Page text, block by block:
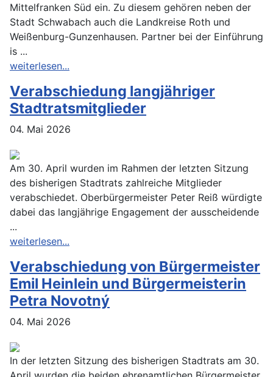
Mittelfranken Süd ein. Zu diesem gehören neben der
Stadt Schwabach auch die Landkreise Roth und
Weißenburg-Gunzenhausen. Partner bei der Einführung
is ...
weiterlesen...
Verabschiedung langjähriger
Stadtratsmitglieder
04. Mai 2026
Am 30. April wurden im Rahmen der letzten Sitzung
des bisherigen Stadtrats zahlreiche Mitglieder
verabschiedet. Oberbürgermeister Peter Reiß würdigte
dabei das langjährige Engagement der ausscheidende
...
weiterlesen...
Verabschiedung von Bürgermeister
Emil Heinlein und Bürgermeisterin
Petra Novotný
04. Mai 2026
In der letzten Sitzung des bisherigen Stadtrats am 30.